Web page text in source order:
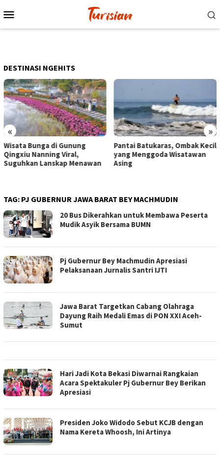
ke
Mobile
DESTINASI NGEHITS
« »
Pantai Batukaras, Ombak Kecil
yang Menggoda Wisatawan
Asing
Senja di Pantai Pangandaran,
Wisatawan Menikmati Sore
dengan Bermain hingga
TAG: PJ GUBERNUR JAWA BARAT BEY MACHMUDIN
20 Bus Dikerahkan untuk Membawa Peserta
Mudik Asyik Bersama BUMN
Pj Gubernur Bey Machmudin Apresiasi
Pelaksanaan Jurnalis Santri IJTI
Jawa Barat Targetkan Cabang Olahraga
Dayung Raih Medali Emas di PON XXI Aceh-
Sumut
Hari Jadi Kota Bekasi Diwarnai Rangkaian
Acara Spektakuler Pj Gubernur Bey Berikan
Apresiasi
Presiden Joko Widodo Sebut KCJB dengan
Nama Kereta Whoosh, Ini Artinya